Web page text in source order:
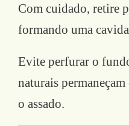
Com cuidado, retire
formando uma
Evite perfurar o
naturais
o assado.